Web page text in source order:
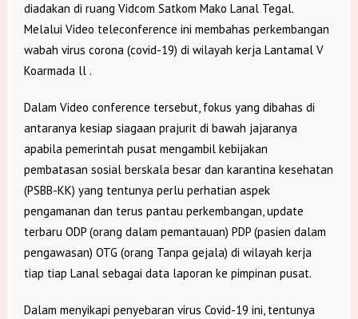
diadakan di ruang Vidcom Satkom Mako Lanal Tegal.
Melalui Video teleconference ini membahas perkembangan
wabah virus corona (covid-19) di wilayah kerja Lantamal V
Koarmada ll .
Dalam Video conference tersebut, fokus yang dibahas di
antaranya kesiap siagaan prajurit di bawah jajaranya
apabila pemerintah pusat mengambil kebijakan
pembatasan sosial berskala besar dan karantina kesehatan
(PSBB-KK) yang tentunya perlu perhatian aspek
pengamanan dan terus pantau perkembangan, update
terbaru ODP (orang dalam pemantauan) PDP (pasien dalam
pengawasan) OTG (orang Tanpa gejala) di wilayah kerja
tiap tiap Lanal sebagai data laporan ke pimpinan pusat.
Dalam menyikapi penyebaran virus Covid-19 ini, tentunya